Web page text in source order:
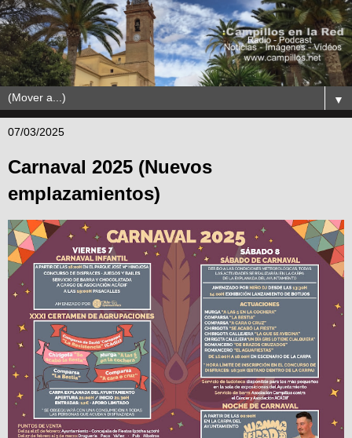
▼
07/03/2025
Carnaval 2025 (Nuevos
emplazamientos)